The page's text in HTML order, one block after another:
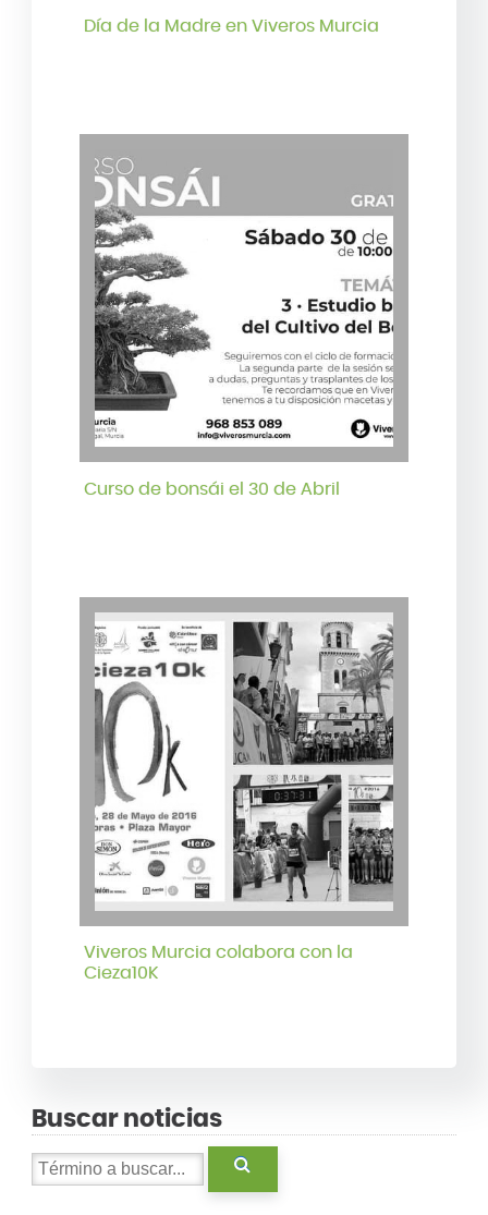
Día de la Madre en Viveros Murcia
Curso de bonsái el 30 de Abril
Viveros Murcia colabora con la
Cieza10K
Buscar noticias